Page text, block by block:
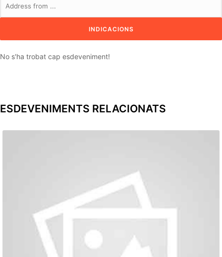
No s'ha trobat cap esdeveniment!
ESDEVENIMENTS RELACIONATS